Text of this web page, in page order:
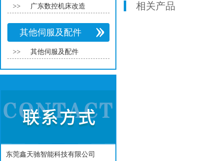
>> 广东数控机床改造
其他伺服及配件
>> 其他伺服及配件
东莞鑫天驰智能科技有限公司
相关产品